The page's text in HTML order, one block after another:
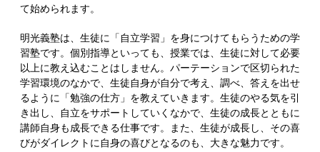
て始められます。
明光義塾は、生徒に「自立学習」を身につけてもらうための学
習塾です。個別指導といっても、授業では、生徒に対して必要
以上に教え込むことはしません。パーテーションで区切られた
学習環境のなかで、生徒自身が自分で考え、調べ、答えを出せ
るように「勉強の仕方」を教えていきます。生徒のやる気を引
き出し、自立をサポートしていくなかで、生徒の成長とともに
講師自身も成長できる仕事です。また、生徒が成長し、その喜
びがダイレクトに自身の喜びとなるのも、大きな魅力です。